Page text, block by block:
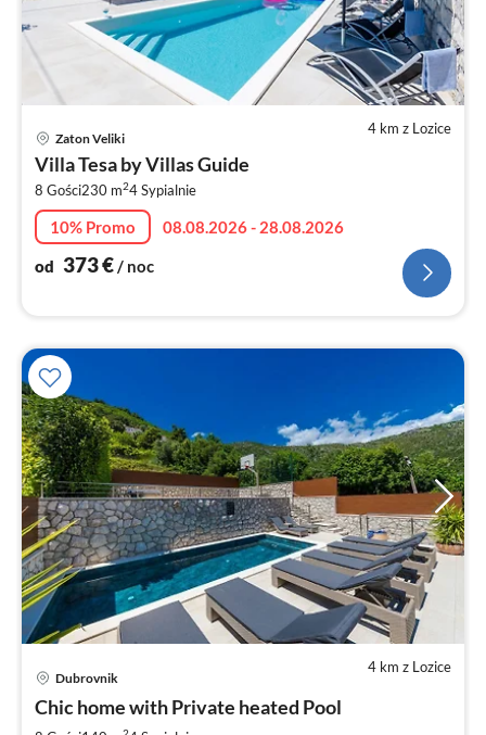
4 km z Lozice
Zaton Veliki
Villa Tesa by Villas Guide
8 Gości230 m24Sypialnie
10% Promo
08.08.2026 - 28.08.2026
od 373€/ noc
4 km z Lozice
Dubrovnik
Chic home with Private heated Pool